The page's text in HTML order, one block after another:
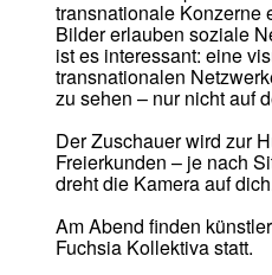
transnationale Konzerne
Bilder erlauben soziale
ist es interessant: eine
transnationalen
zu sehen – nur nicht auf
Der Zuschauer wird zur
Freierkunden – je nach
dreht die Kamera auf
Am Abend finden
Fuchsia Kollektiva statt.